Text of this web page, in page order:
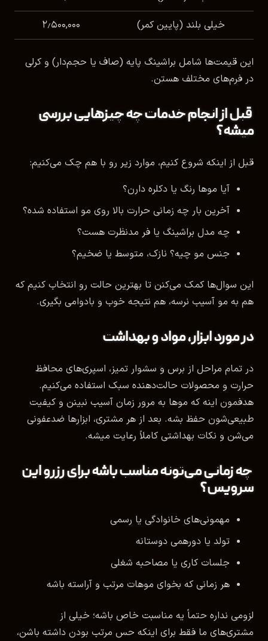
خیلی بلند (پایین کمر)
۲٫۵۰۰,۰۰۰
این قیمت‌ها شامل براشینگ پایه (صاف یا حجم‌دار) و کرلی
در فرم‌های مختلف هستن.
قبل از انجام خدمات چه چیزهایی بررسی
میشه؟
قبل از اینکه شروع کنیم، موارد زیر رو با هم چک می‌کنیم:
آیا موها رنگ یا دکلره دارن؟
آخرین بار چه زمانی حرارت بالا روی مو استفاده شده؟
چه مدل براشینگ یا فر مدنظرت هست؟
جنس مو چیه؟ نازک، متوسط یا ضخیم؟
این سوال‌ها کمک می‌کنن تا بهترین حالت رو انتخاب کنیم که
هم به مو آسیب نرسه، هم نتیجه خوب و بادوامی بگیری.
در مورد ابزار، مواد و بهداشت
در تمام مراحل از برس و سشوار تمیز، اسپری‌های محافظ
حرارت و محصولات حالت‌دهنده سبک استفاده می‌کنیم.
هدفمون اینه که موها به مرور زمان آسیب نبینن و کیفیت
طبیعی‌شون حفظ بشه. بعد از هر مشتری، ابزارها ضدعفونی
می‌شن و نکات بهداشتی کاملاً رعایت میشه.
چه زمانی می‌تونه مناسب باشه برای رزرو این
سرویس؟
مهمونی‌های خانوادگی یا رسمی
تولد یا دورهمی دوستانه
جلسات کاری یا مصاحبه شغلی
هر زمانی که بخوای موهات مرتب و آراسته باشه
لزومی نداره حتماً یه مناسبت خاص باشه؛ خیلی از
مشتری‌های ما فقط برای اینکه حس مرتب بودن داشته باشن،